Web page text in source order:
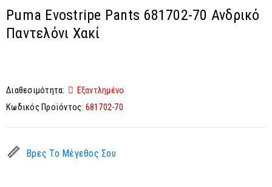
Puma Evostripe Pants 681702-70 Ανδρικό
Παντελόνι Χακί
Διαθεσιμότητα:
Εξαντλημένο
Κωδικός Προϊόντος: 681702-70
Βρες Το Μέγεθος Σου